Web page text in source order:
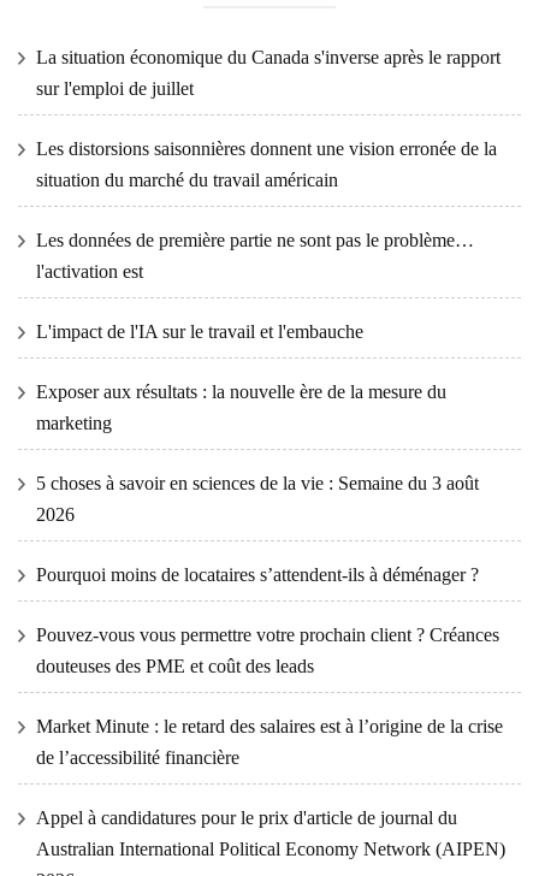
La situation économique du Canada s'inverse après le rapport
sur l'emploi de juillet
Les distorsions saisonnières donnent une vision erronée de la
situation du marché du travail américain
Les données de première partie ne sont pas le problème…
l'activation est
L'impact de l'IA sur le travail et l'embauche
Exposer aux résultats : la nouvelle ère de la mesure du
marketing
5 choses à savoir en sciences de la vie : Semaine du 3 août
2026
Pourquoi moins de locataires s’attendent-ils à déménager ?
Pouvez-vous vous permettre votre prochain client ? Créances
douteuses des PME et coût des leads
Market Minute : le retard des salaires est à l’origine de la crise
de l’accessibilité financière
Appel à candidatures pour le prix d'article de journal du
Australian International Political Economy Network (AIPEN)